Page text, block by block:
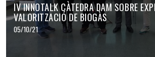
IV INNOTALK CÀTEDRA DAM SOBRE
VALORITZACIÓ DE BIOGÀS
05/10/21